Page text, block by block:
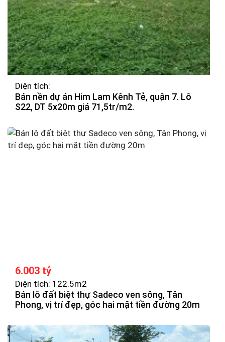
Diện tích:
Bán nền dự án Him Lam Kênh Tẻ, quận 7. Lô
S22, DT 5x20m giá 71,5tr/m2.
6.003 tỷ
Diện tích: 122.5m2
Bán lô đất biệt thự Sadeco ven sông, Tân
Phong, vị trí đẹp, góc hai mặt tiền đường 20m